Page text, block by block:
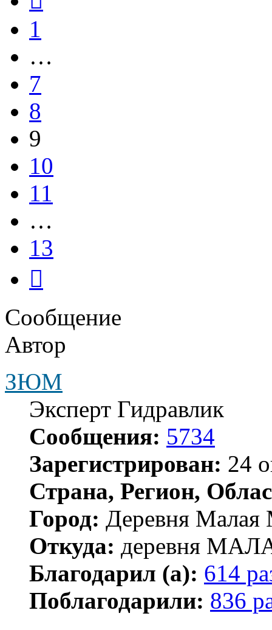
1
…
7
8
9
10
11
…
13
Сообщение
Автор
ЗЮМ
Эксперт Гидравлик
Сообщения: 5734
Зарегистрирован: 24
Страна, Регион,
Город: Деревня Малая
Откуда: деревня
Благодарил (а): 614
Поблагодарили: 836